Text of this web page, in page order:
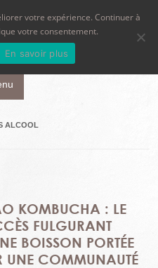
Aller au contenu principal
ALCOOL
KOMBUCHA : LE
FULGURANT
BOISSON PORTÉE
UNE COMMUNAUTÉ
votre expérience. Continuer à
votre consentement.
En savoir plus